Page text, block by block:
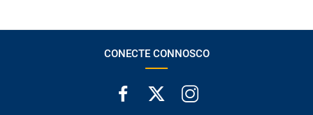
neve, etc.
CONECTE CONNOSCO